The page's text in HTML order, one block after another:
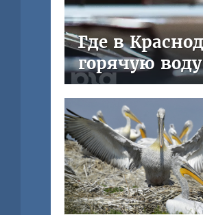
Где в
горячую